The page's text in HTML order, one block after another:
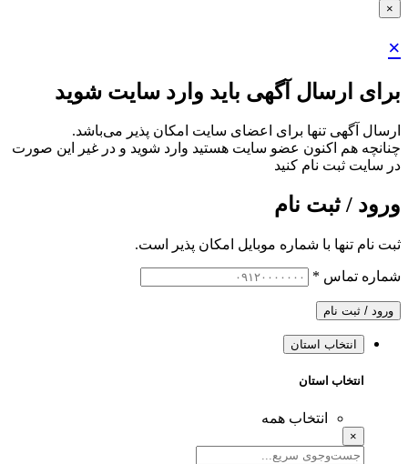
×
×
برای ارسال آگهی باید وارد سایت شوید
ارسال آگهی تنها برای اعضای سایت امکان پذیر می‌باشد.
چنانچه هم‌ اکنون عضو سایت هستید وارد شوید و در غیر این صورت
در سایت ثبت نام کنید
ورود / ثبت نام
ثبت نام تنها با شماره موبایل امکان پذیر است.
شماره تماس *
ورود / ثبت نام
انتخاب استان
انتخاب استان
انتخاب همه
×